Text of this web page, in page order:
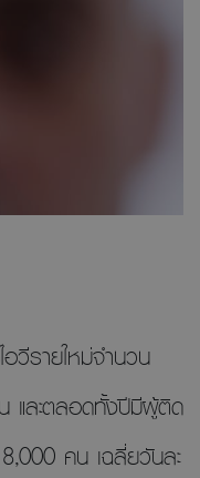
วีรายใหม่จำนวน
และตลอดทั้งปีมีผู้ติด
คน เฉลี่ยวันละ